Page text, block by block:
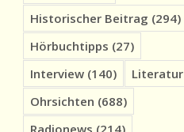
Historischer Beitrag (294)
Hörbuchtipps (27)
Interview (140) Literatur
Ohrsichten (688)
Radionews (214)